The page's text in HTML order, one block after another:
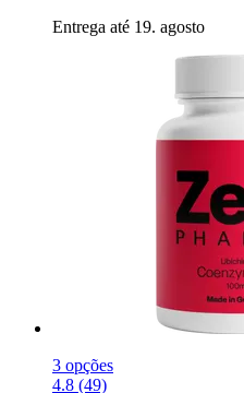
Entrega até 19. agosto
3 opções
4.8 (49)